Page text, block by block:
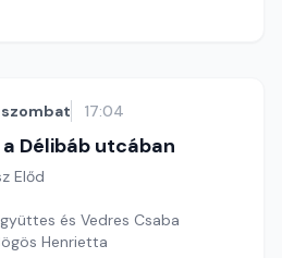
szombat 17:04
Délibáb utcában
Előd
és Vedres Csaba
Henrietta